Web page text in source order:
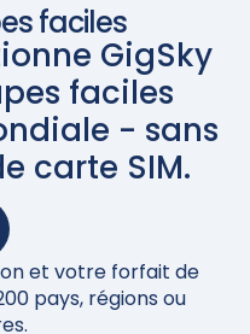
faciles
GigSky
faciles
- sans
carte SIM.
et votre forfait de
pays, régions ou